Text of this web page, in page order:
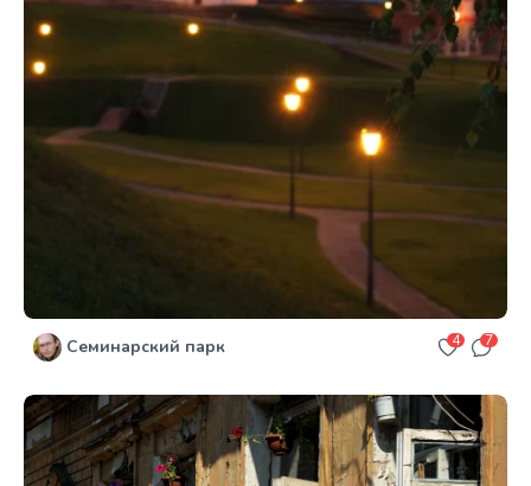
Семинарский парк 4 7